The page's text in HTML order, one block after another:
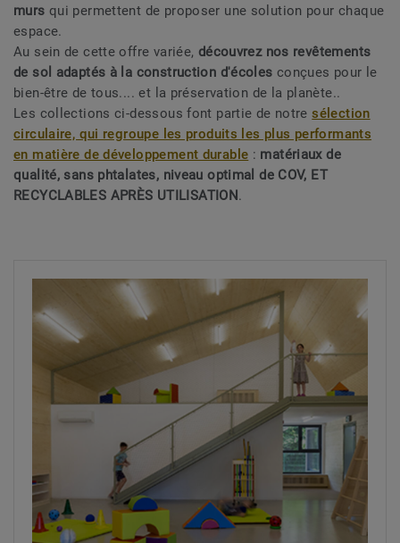
murs qui permettent de proposer une solution pour chaque
espace.
Au sein de cette offre variée, découvrez nos revêtements
de sol adaptés à la construction d'écoles conçues pour le
bien-être de tous.... et la préservation de la planète..
Les collections ci-dessous font partie de notresélection
circulaire, qui regroupe les produits les plus performants
en matière de développement durable : matériaux de
qualité, sans phtalates, niveau optimal de COV, ET
RECYCLABLES APRÈS UTILISATION.